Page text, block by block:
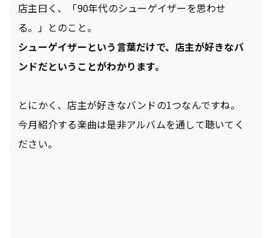
店主曰く、「90年代のシューゲイザーを思わせ
る。」とのこと。
シューゲイザーという言葉だけで、店主が好きなバ
ンドだということがわかります。
とにかく、店主が好きなバンドの1つなんですね。
今月紹介する楽曲は是非アルバムを通して聴いてく
ださい。